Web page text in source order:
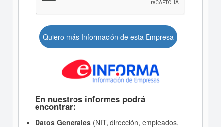
Quiero más Información de esta Empresa
En nuestros informes podrá
encontrar:
Datos Generales(NIT, dirección, empleados,